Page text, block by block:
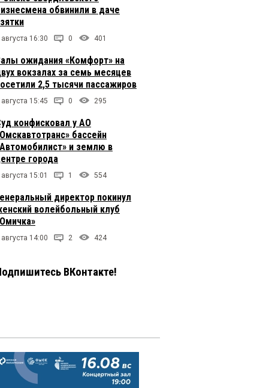
обвинили в даче
16:30 0 401
ожидания «Комфорт» на
вокзалах за семь месяцев
2,5 тысячи пассажиров
15:45 0 295
конфисковал у АО
бассейн
и землю в
города
15:01 1 554
директор покинул
волейбольный клуб
14:00 2 424
ВКонтакте!